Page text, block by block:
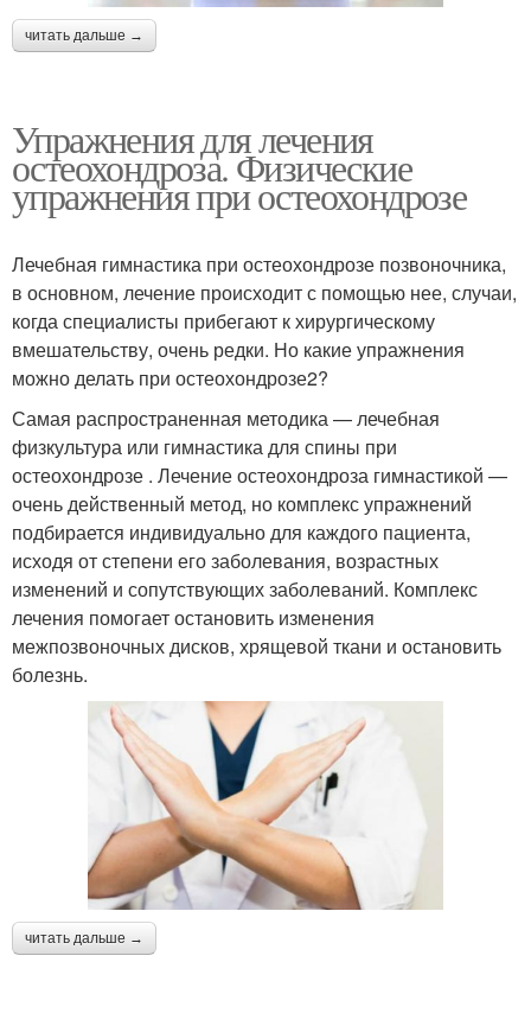
читать дальше →
Упражнения для лечения
остеохондроза. Физические
упражнения при остеохондрозе
Лечебная гимнастика при остеохондрозе позвоночника,
в основном, лечение происходит с помощью нее, случаи,
когда специалисты прибегают к хирургическому
вмешательству, очень редки. Но какие упражнения
можно делать при остеохондрозе2?
Самая распространенная методика — лечебная
физкультура или гимнастика для спины при
остеохондрозе . Лечение остеохондроза гимнастикой —
очень действенный метод, но комплекс упражнений
подбирается индивидуально для каждого пациента,
исходя от степени его заболевания, возрастных
изменений и сопутствующих заболеваний. Комплекс
лечения помогает остановить изменения
межпозвоночных дисков, хрящевой ткани и остановить
болезнь.
читать дальше →